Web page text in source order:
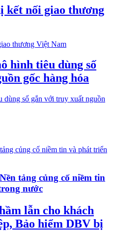
kết nối giao thương
hình tiêu dùng số
gốc hàng hóa
tảng củng cố niềm tin
nước
lẫn cho khách
Bảo hiểm DBV bị